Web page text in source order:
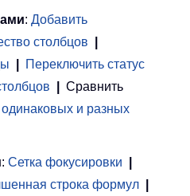
: Добавить
столбцов
Переключить статус
Сравнить
и разных
: Сетка фокусировки
строка формул